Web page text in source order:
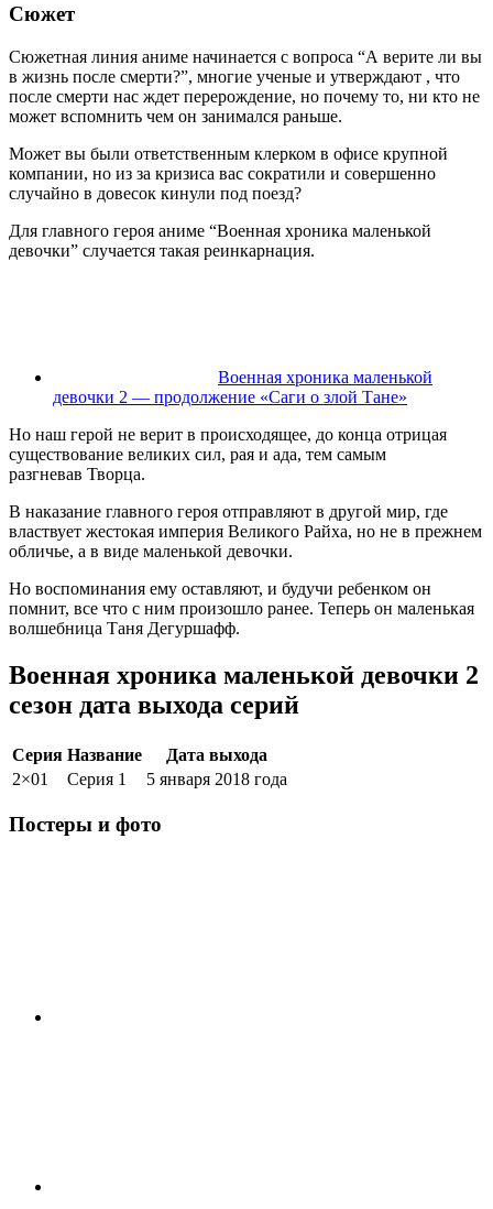
Сюжет
Сюжетная линия аниме начинается с вопроса “А верите ли вы
в жизнь после смерти?”, многие ученые и утверждают , что
после смерти нас ждет перерождение, но почему то, ни кто не
может вспомнить чем он занимался раньше.
Может вы были ответственным клерком в офисе крупной
компании, но из за кризиса вас сократили и совершенно
случайно в довесок кинули под поезд?
Для главного героя аниме “Военная хроника маленькой
девочки” случается такая реинкарнация.
Военная хроника маленькой
девочки 2 — продолжение «Саги о злой Тане»
Но наш герой не верит в происходящее, до конца отрицая
существование великих сил, рая и ада, тем самым
разгневав Творца.
В наказание главного героя отправляют в другой мир, где
властвует жестокая империя Великого Райха, но не в прежнем
обличье, а в виде маленькой девочки.
Но воспоминания ему оставляют, и будучи ребенком он
помнит, все что с ним произошло ранее. Теперь он маленькая
волшебница Таня Дегуршафф.
Военная хроника маленькой девочки 2
сезон дата выхода серий
Серия Название
Дата выхода
2×01
Серия 1 5 января 2018 года
Постеры и фото